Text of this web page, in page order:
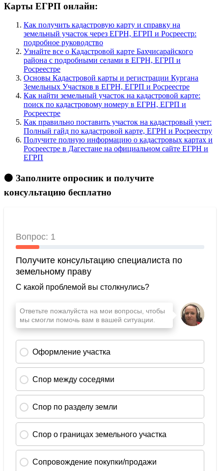
Карты ЕГРП онлайн:
Как получить кадастровую карту и справку на
земельный участок через ЕГРН, ЕГРП и Росреестр:
подробное руководство
Узнайте все о Кадастровой карте Бахчисарайского
района с подробными селами в ЕГРН, ЕГРП и
Росреестре
Основы Кадастровой карты и регистрации Кургана
Земельных Участков в ЕГРН, ЕГРП и Росреестре
Как найти земельный участок на кадастровой карте:
поиск по кадастровому номеру в ЕГРН, ЕГРП и
Росреестре
Как правильно поставить участок на кадастровый учет:
Полный гайд по кадастровой карте, ЕГРН и Росреестру
Получите полную информацию о кадастровых картах и
Росреестре в Дагестане на официальном сайте ЕГРН и
ЕГРП
🟠 Заполните опросник и получите
консультацию бесплатно